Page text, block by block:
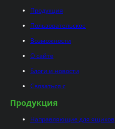
Продукция
Пользовательское
Возможности
О сайте
Блоги и новости
Связаться с
Продукция
Направляющие для ящиков